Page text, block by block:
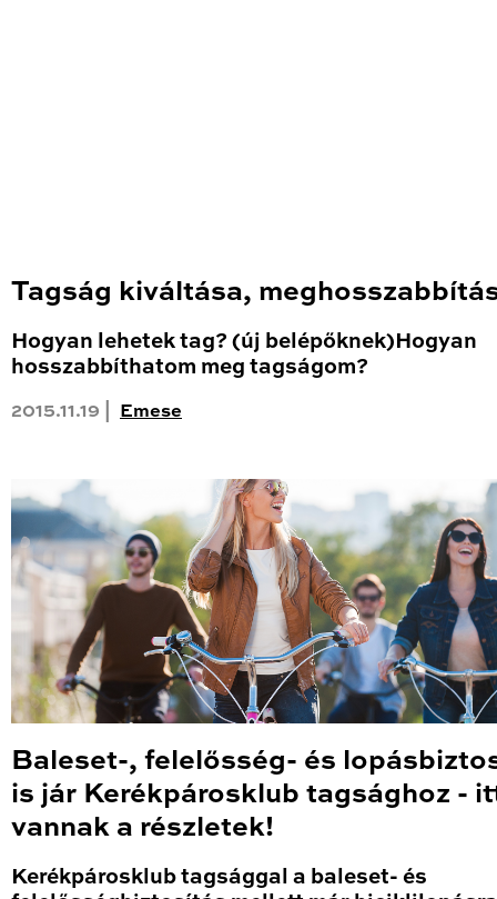
Tagság kiváltása,
Hogyan lehetek tag? (új belépőknek)Hogyan
hosszabbíthatom meg tagságom?
2015.11.19 | Emese
Baleset-, felelősség- és
is jár Kerékpárosklub tagsághoz -
vannak a részletek!
Kerékpárosklub tagsággal a baleset- és